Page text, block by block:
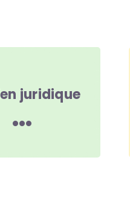
juridique